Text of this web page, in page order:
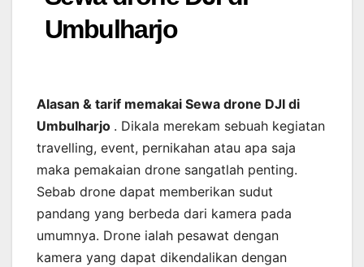
Umbulharjo
Alasan & tarif memakai Sewa drone DJI di
Umbulharjo . Dikala merekam sebuah kegiatan
travelling, event, pernikahan atau apa saja
maka pemakaian drone sangatlah penting.
Sebab drone dapat memberikan sudut
pandang yang berbeda dari kamera pada
umumnya. Drone ialah pesawat dengan
kamera yang dapat dikendalikan dengan